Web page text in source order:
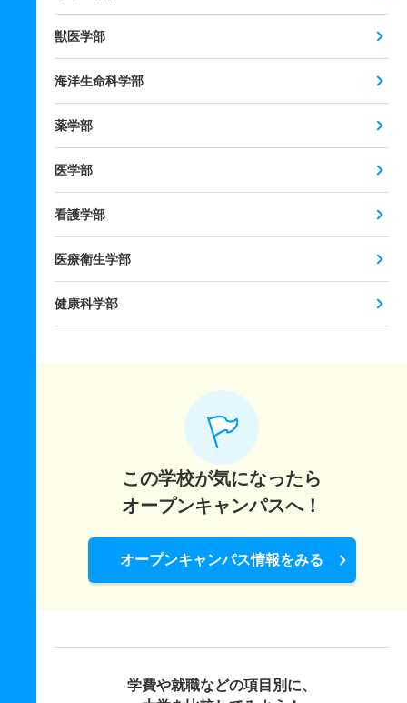
獣医学部
海洋生命科学部
薬学部
医学部
看護学部
医療衛生学部
健康科学部
この学校が気になったら
オープンキャンパスへ！
オープンキャンパス情報をみる
学費や就職などの項目別に、